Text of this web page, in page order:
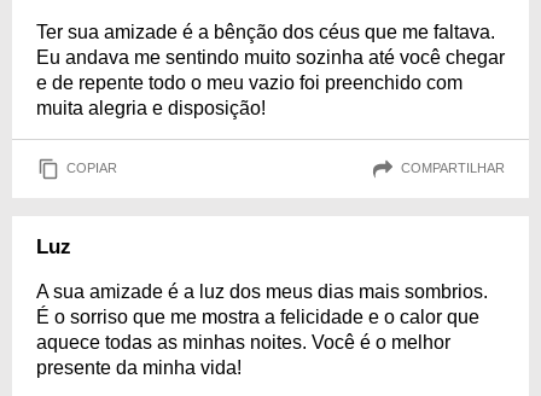
Ter sua amizade é a bênção dos céus que me faltava.
Eu andava me sentindo muito sozinha até você chegar
e de repente todo o meu vazio foi preenchido com
muita alegria e disposição!
COPIAR COMPARTILHAR
Luz
A sua amizade é a luz dos meus dias mais sombrios.
É o sorriso que me mostra a felicidade e o calor que
aquece todas as minhas noites. Você é o melhor
presente da minha vida!